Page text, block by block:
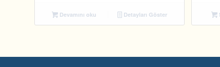
Devamını oku Detayları Göster